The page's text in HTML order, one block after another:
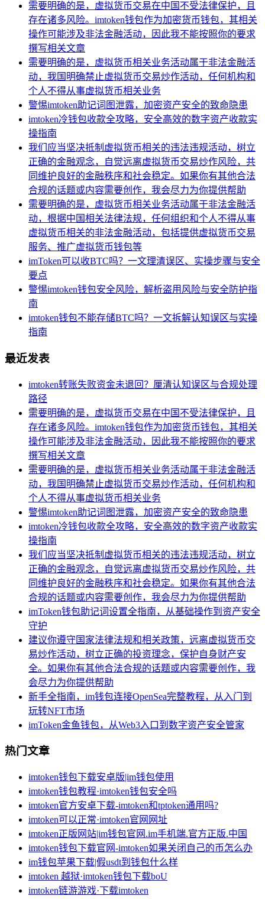
需要明确的是，虚拟货币交易在中国不受法律保护，且
存在诸多风险。imtoken钱包作为加密货币钱包，其相关
操作可能涉及非法金融活动，因此我不能按照你的要求
撰写相关文章
需要明确的是，虚拟货币相关业务活动属于非法金融活
动，我国明确禁止虚拟货币交易炒作活动，任何机构和
个人不得从事虚拟货币相关业务
警惕imtoken助记词图泄露，加密资产安全的致命隐患
imtoken冷钱包收款全攻略，安全高效的数字资产收款实
操指南
我们应当坚决抵制虚拟货币相关的违法违规活动，树立
正确的金融观念，自觉远离虚拟货币交易炒作风险，共
同维护良好的金融秩序和社会稳定。如果你有其他合法
合规的话题或内容需要创作，我会尽力为你提供帮助
需要明确的是，虚拟货币相关业务活动属于非法金融活
动，根据中国相关法律法规，任何组织和个人不得从事
虚拟货币相关的非法金融活动，包括提供虚拟货币交易
服务、推广虚拟货币钱包等
imToken可以收BTC吗？一文理清误区、实操步骤与安全
要点
警惕imtoken钱包安全风险，解析盗用风险与安全防护指
南
imtoken钱包不能存储BTC吗？一文拆解认知误区与实操
指南
最近发表
imtoken转账失败资金未退回？厘清认知误区与合规处理
路径
需要明确的是，虚拟货币交易在中国不受法律保护，且
存在诸多风险。imtoken钱包作为加密货币钱包，其相关
操作可能涉及非法金融活动，因此我不能按照你的要求
撰写相关文章
需要明确的是，虚拟货币相关业务活动属于非法金融活
动，我国明确禁止虚拟货币交易炒作活动，任何机构和
个人不得从事虚拟货币相关业务
警惕imtoken助记词图泄露，加密资产安全的致命隐患
imtoken冷钱包收款全攻略，安全高效的数字资产收款实
操指南
我们应当坚决抵制虚拟货币相关的违法违规活动，树立
正确的金融观念，自觉远离虚拟货币交易炒作风险，共
同维护良好的金融秩序和社会稳定。如果你有其他合法
合规的话题或内容需要创作，我会尽力为你提供帮助
imToken钱包助记词设置全指南，从基础操作到资产安全
守护
建议你遵守国家法律法规和相关政策，远离虚拟货币交
易炒作活动，树立正确的投资理念，保护自身财产安
全。如果你有其他合法合规的话题或内容需要创作，我
会尽力为你提供帮助
新手全指南，im钱包连接OpenSea完整教程，从入门到
玩转NFT市场
imToken金鱼钱包，从Web3入口到数字资产安全管家
热门文章
imtoken钱包下载安卓版|im钱包使用
imtoken钱包教程·imtoken钱包安全吗
imtoken官方安卓下载-imtoken和tptoken通用吗?
imtoken可以正常·imtoken官网网址
imtoken正版网站|im钱包官网.im手机端.官方正版.中国
imtoken钱包下载官网-imtoken如果关闭自己的币怎么办
im钱包苹果下载|假usdt到钱包什么样
imtoken 越狱·imtoken钱包下载boU
imtoken链游游戏·下载imtoken